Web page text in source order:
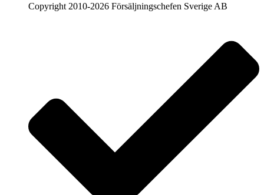
Copyright 2010-2026 Försäljningschefen Sverige AB